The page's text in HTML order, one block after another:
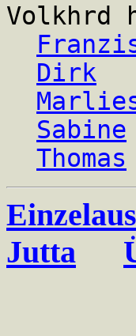
Volkhrd
Dirk
Sabine
Thomas
Jutta